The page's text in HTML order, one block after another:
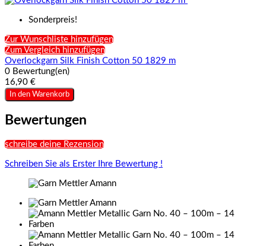
Sonderpreis!
Zur Wunschliste hinzufügen
Zum Vergleich hinzufügen
Overlockgarn Silk Finish Cotton 50 1829 m
0 Bewertung(en)
16,90 €
In den Warenkorb
Bewertungen
schreibe deine Rezension
Schreiben Sie als Erster Ihre Bewertung !